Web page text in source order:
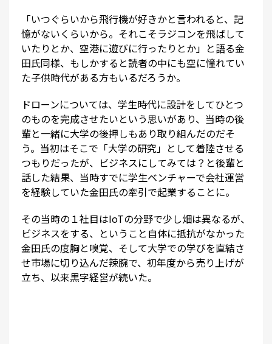
「いつぐらいから飛行機が好きかと言われると、記
憶がないくらいから。それこそラジコンを飛ばして
いたりとか、空港に遊びに行ったりとか」と語る金
田氏同様、もしかすると読者の中にも空に憧れてい
た子供時代がある方もいるだろうか。
ドローンについては、学生時代に設計をしてひとつ
のものを完成させたいという思いがあり、当時の後
輩と一緒に大学の後押しもあり取り組んだのだそ
う。当初はそこで「大学の研究」として着陸させる
つもりだったが、ビジネスにしてみては？と後輩と
話した結果、当時すでに学生ベンチャーで会社運営
を経験していた金田氏の牽引で起業することに。
その当時の１社目はIoTの分野で少し畑は異なるが、
ビジネスをする、ということ自体に抵抗がなかった
金田氏の度胸と嗅覚、そして大学での学びを直結さ
せ市場に切り込んだ辣腕で、初年度から売り上げが
立ち、以来黒字経営が続いた。